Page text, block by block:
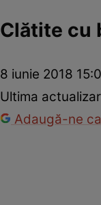
Clătite cu
8 iunie 2018
Ultima
Adaugă-ne